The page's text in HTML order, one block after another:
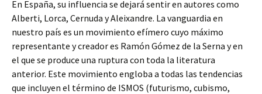
En España, su influencia se dejará sentir en autores como
Alberti, Lorca, Cernuda y Aleixandre. La vanguardia en
nuestro país es un movimiento efímero cuyo máximo
representante y creador es Ramón Gómez de la Serna y en
el que se produce una ruptura con toda la literatura
anterior. Este movimiento engloba a todas las tendencias
que incluyen el término de ISMOS (futurismo, cubismo,